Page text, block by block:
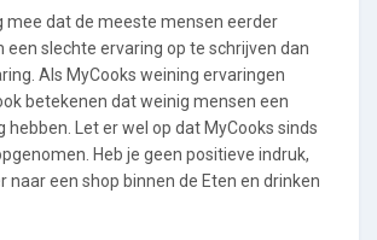
mee dat de meeste mensen eerder
een slechte ervaring op te schrijven dan
Als MyCooks weining ervaringen
betekenen dat weinig mensen een
hebben. Let er wel op dat MyCooks sinds
Heb je geen positieve indruk,
naar een shop binnen de Eten en drinken